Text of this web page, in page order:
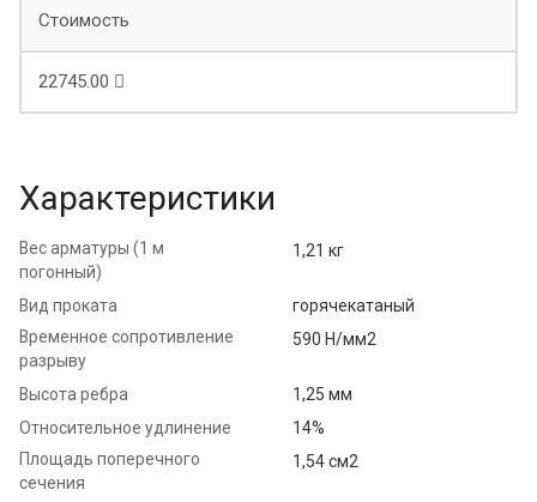
Стоимость
22745.00
Характеристики
Вес арматуры (1 м
погонный)
1,21 кг
Вид проката
горячекатаный
Временное сопротивление
разрыву
590 Н/мм2
Высота ребра
1,25 мм
Относительное удлинение
14%
Площадь поперечного
сечения
1,54 см2